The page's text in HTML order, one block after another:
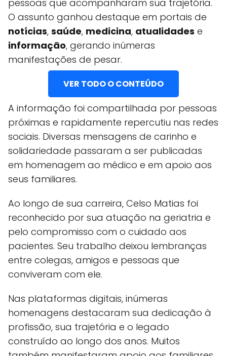
pessoas que acompanharam sua trajetória.
O assunto ganhou destaque em portais de
notícias, saúde, medicina, atualidades e
informação, gerando inúmeras
manifestações de pesar.
VER TODO O CONTEÚDO
A informação foi compartilhada por pessoas
próximas e rapidamente repercutiu nas redes
sociais. Diversas mensagens de carinho e
solidariedade passaram a ser publicadas
em homenagem ao médico e em apoio aos
seus familiares.
Ao longo de sua carreira, Celso Matias foi
reconhecido por sua atuação na geriatria e
pelo compromisso com o cuidado aos
pacientes. Seu trabalho deixou lembranças
entre colegas, amigos e pessoas que
conviveram com ele.
Nas plataformas digitais, inúmeras
homenagens destacaram sua dedicação à
profissão, sua trajetória e o legado
construído ao longo dos anos. Muitos